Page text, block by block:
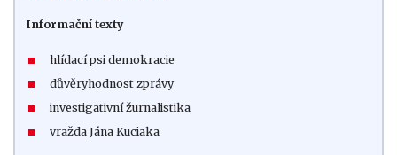
Informační texty
hlídací psi demokracie
důvěryhodnost zprávy
investigativní žurnalistika
vražda Jána Kuciaka